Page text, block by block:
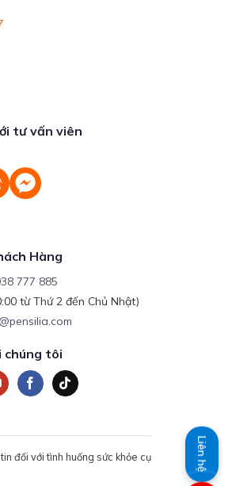
tư vấn viên
Hàng
777 885
từ Thứ 2 đến Chủ Nhật)
chúng tôi
đối với tình huống sức khỏe cụ
Liên hệ